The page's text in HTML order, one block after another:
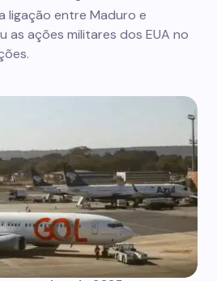
ligação entre Maduro e
as ações militares dos EUA no